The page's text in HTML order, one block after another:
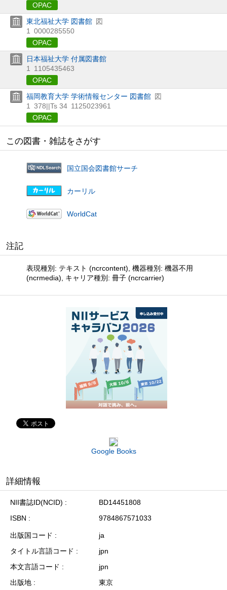
OPAC
東北福祉大学 図書館 図
1
0000285550
OPAC
日本福祉大学 付属図書館
1
1105435463
OPAC
福岡教育大学 学術情報センター 図書館 図
1
378||Ts 34 1125023961
OPAC
この図書・雑誌をさがす
国立国会図書館サーチ
カーリル
WorldCat
注記
表現種別: テキスト (ncrcontent), 機器種別: 機器不用
(ncrmedia), キャリア種別: 冊子 (ncrcarrier)
Google Books
詳細情報
NII書誌ID(NCID)
BD14451808
ISBN
9784867571033
出版国コード
ja
タイトル言語コード
jpn
本文言語コード
jpn
出版地
東京